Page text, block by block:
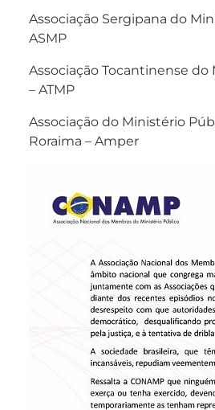
Associação Sergipana do
ASMP
Associação Tocantinense
– ATMP
Associação do Ministério
Roraima – Amper